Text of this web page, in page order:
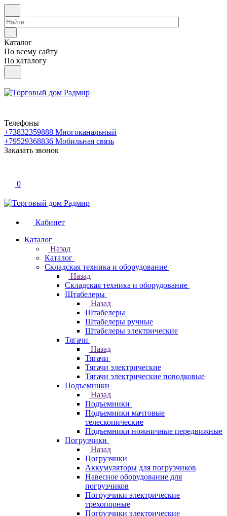
Каталог
По всему сайту
По каталогу
Телефоны
+73832359888 Многоканальный
+79529368836 Мобильная связь
Заказать звонок
0
Кабинет
Каталог
Назад
Каталог
Складская техника и оборудование
Назад
Складская техника и оборудование
Штабелеры
Назад
Штабелеры
Штабелеры ручные
Штабелеры электрические
Тягачи
Назад
Тягачи
Тягачи электрические
Тягачи электрические поводковые
Подъемники
Назад
Подъемники
Подъемники мачтовые
телескопические
Подъемники ножничные передвижные
Погрузчики
Назад
Погрузчики
Аккумуляторы для погрузчиков
Навесное оборудование для
погрузчиков
Погрузчики электрические
трехопорные
Погрузчики электрические